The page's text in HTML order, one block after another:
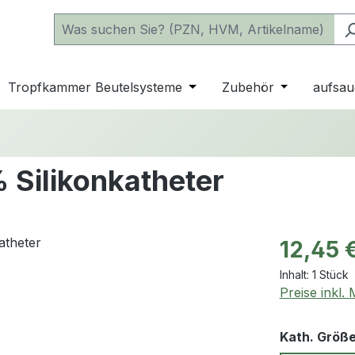
der Kategorie Katheter
oder Schließe das Dropdown der Kategorie einfache
Tropfkammer Beutelsysteme Öffne oder Schließe das
Zubehör Öffne oder
Silikonkatheter
Regulärer
12,45
Inhalt: 1 Stück
Preise inkl.
Kath.